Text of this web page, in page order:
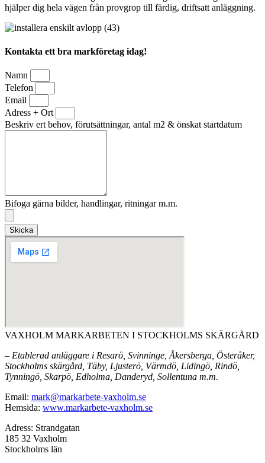
hjälper dig hela vägen från provgrop till färdig, driftsatt anläggning.
Kontakta ett bra markföretag idag!
Namn
Telefon
Email
Adress + Ort
Beskriv ert behov, förutsättningar, antal m2 & önskat startdatum
Bifoga gärna bilder, handlingar, ritningar m.m.
Skicka
VAXHOLM MARKARBETEN I STOCKHOLMS SKÄRGÅRD
– Etablerad anläggare i Resarö, Svinninge, Åkersberga, Österåker,
Stockholms skärgård, Täby, Ljusterö, Värmdö, Lidingö, Rindö,
Tynningö, Skarpö, Edholma, Danderyd, Sollentuna m.m.
Email: mark@markarbete-vaxholm.se
Hemsida: www.markarbete-vaxholm.se
Adress: Strandgatan
185 32 Vaxholm
Stockholms län